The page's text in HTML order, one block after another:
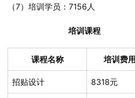
（7）培训学员：7156人
培训课程
课程名称 培训费用
招贴设计 8318元